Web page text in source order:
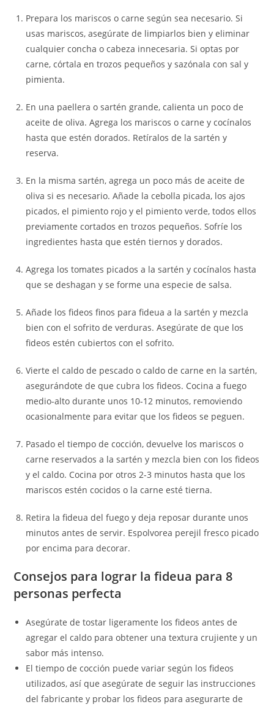
Prepara los mariscos o carne según sea necesario. Si
usas mariscos, asegúrate de limpiarlos bien y eliminar
cualquier concha o cabeza innecesaria. Si optas por
carne, córtala en trozos pequeños y sazónala con sal y
pimienta.
En una paellera o sartén grande, calienta un poco de
aceite de oliva. Agrega los mariscos o carne y cocínalos
hasta que estén dorados. Retíralos de la sartén y
reserva.
En la misma sartén, agrega un poco más de aceite de
oliva si es necesario. Añade la cebolla picada, los ajos
picados, el pimiento rojo y el pimiento verde, todos ellos
previamente cortados en trozos pequeños. Sofríe los
ingredientes hasta que estén tiernos y dorados.
Agrega los tomates picados a la sartén y cocínalos hasta
que se deshagan y se forme una especie de salsa.
Añade los fideos finos para fideua a la sartén y mezcla
bien con el sofrito de verduras. Asegúrate de que los
fideos estén cubiertos con el sofrito.
Vierte el caldo de pescado o caldo de carne en la sartén,
asegurándote de que cubra los fideos. Cocina a fuego
medio-alto durante unos 10-12 minutos, removiendo
ocasionalmente para evitar que los fideos se peguen.
Pasado el tiempo de cocción, devuelve los mariscos o
carne reservados a la sartén y mezcla bien con los fideos
y el caldo. Cocina por otros 2-3 minutos hasta que los
mariscos estén cocidos o la carne esté tierna.
Retira la fideua del fuego y deja reposar durante unos
minutos antes de servir. Espolvorea perejil fresco picado
por encima para decorar.
Consejos para lograr la fideua para 8
personas perfecta
Asegúrate de tostar ligeramente los fideos antes de
agregar el caldo para obtener una textura crujiente y un
sabor más intenso.
El tiempo de cocción puede variar según los fideos
utilizados, así que asegúrate de seguir las instrucciones
del fabricante y probar los fideos para asegurarte de